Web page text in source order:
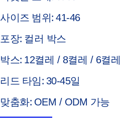
사이즈 범위: 41-46
포장: 컬러 박스
박스: 12켤레 / 8켤레 / 6켤레
리드 타임: 30-45일
맞춤화: OEM / ODM 가능